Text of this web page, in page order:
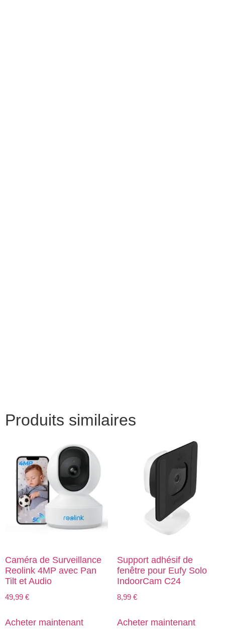
Produits similaires
Caméra de Surveillance
Reolink 4MP avec Pan
Tilt et Audio
49,99 €
Acheter maintenant
Support adhésif de
fenêtre pour Eufy Solo
IndoorCam C24
8,99 €
Acheter maintenant